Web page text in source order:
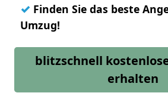
✓ Finden Sie das beste
Umzug!
blitzschnell
erhalten